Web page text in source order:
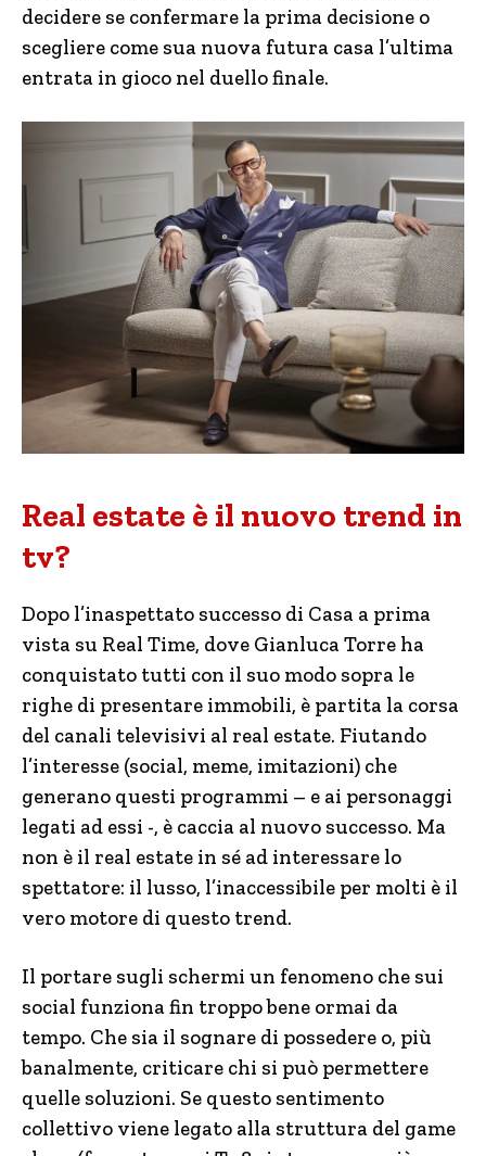
decidere se confermare la prima decisione o
scegliere come sua nuova futura casa l’ultima
entrata in gioco nel duello finale.
Real estate è il nuovo trend in
tv?
Dopo l’inaspettato successo di Casa a prima
vista su Real Time, dove Gianluca Torre ha
conquistato tutti con il suo modo sopra le
righe di presentare immobili, è partita la corsa
del canali televisivi al real estate. Fiutando
l’interesse (social, meme, imitazioni) che
generano questi programmi – e ai personaggi
legati ad essi -, è caccia al nuovo successo. Ma
non è il real estate in sé ad interessare lo
spettatore: il lusso, l’inaccessibile per molti è il
vero motore di questo trend.
Il portare sugli schermi un fenomeno che sui
social funziona fin troppo bene ormai da
tempo. Che sia il sognare di possedere o, più
banalmente, criticare chi si può permettere
quelle soluzioni. Se questo sentimento
collettivo viene legato alla struttura del game